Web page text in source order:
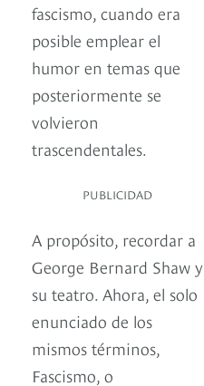
fascismo, cuando era
posible emplear el
humor en temas que
posteriormente se
volvieron
trascendentales.
PUBLICIDAD
A propósito, recordar a
George Bernard Shaw y
su teatro. Ahora, el solo
enunciado de los
mismos términos,
Fascismo, o